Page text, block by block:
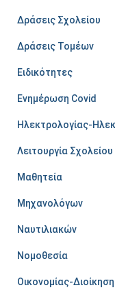
Δράσεις Σχολείου
Δράσεις Τομέων
Ειδικότητες
Ενημέρωση Covid
Ηλεκτρολογίας-
Λειτουργία Σχολείου
Μαθητεία
Μηχανολόγων
Ναυτιλιακών
Νομοθεσία
Οικονομίας-